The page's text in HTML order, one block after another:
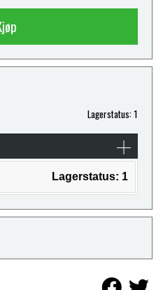
Lagerstatus: 1
Lagerstatus: 1